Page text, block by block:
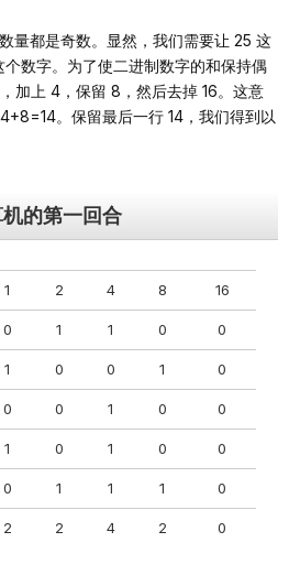
量都是奇数。显然，我们需要让 25 这
数字。为了使二进制数字的和保持偶
加上 4，保留 8，然后去掉 16。这意
。保留最后一行 14，我们得到以
的第一回合
1 2 4 8 16
0 1 1 0 0
1 0 0 1 0
0 0 1 0 0
1 0 1 0 0
0 1 1 1 0
2 2 4 2 0